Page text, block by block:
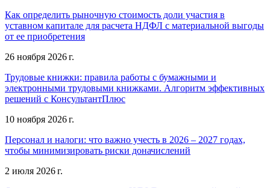
Как определить рыночную стоимость доли участия в
уставном капитале для расчета НДФЛ с материальной выгоды
от ее приобретения
26 ноября 2026 г.
Трудовые книжки: правила работы с бумажными и
электронными трудовыми книжками. Алгоритм эффективных
решений с КонсультантПлюс
10 ноября 2026 г.
Персонал и налоги: что важно учесть в 2026 – 2027 годах,
чтобы минимизировать риски доначислений
2 июля 2026 г.